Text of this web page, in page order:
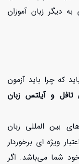
دیگر زبان آموزان
که چرا باید آزمون
تافل و آیلتس زبان
بین المللی زبان
ویژه ای برخوردار
شما می‌باشد. اگر